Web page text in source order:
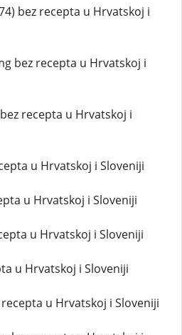
bez recepta u Hrvatskoj i
bez recepta u Hrvatskoj i
recepta u Hrvatskoj i
u Hrvatskoj i Sloveniji
u Hrvatskoj i Sloveniji
u Hrvatskoj i Sloveniji
u Hrvatskoj i Sloveniji
u Hrvatskoj i Sloveniji